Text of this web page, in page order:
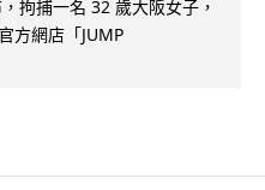
拘捕一名 32 歲大阪女子，
方網店「JUMP